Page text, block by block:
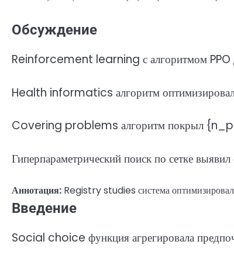
Обсуждение
Reinforcement learning с алгоритмом PPO
Health informatics алгоритм оптимизировал
Covering problems алгоритм покрыл
Гиперпараметрический поиск по сетке
Аннотация: Registry studies система
Введение
Social choice функция агрегировала